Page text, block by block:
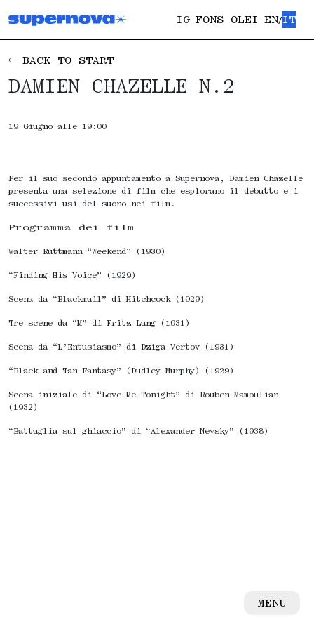
IG FONS OLEI EN/IT
← BACK TO START
DAMIEN CHAZELLE N.2
19 Giugno alle 19:00
Per il suo secondo appuntamento a Supernova, Damien Chazelle
presenta una selezione di film che esplorano il debutto e i
successivi usi del suono nei film.
Programma dei film
Walter Ruttmann “Weekend” (1930)
“Finding His Voice” (1929)
Scena da “Blackmail” di Hitchcock (1929)
Tre scene da “M” di Fritz Lang (1931)
Scena da “L’Entusiasmo” di Dziga Vertov (1931)
“Black and Tan Fantasy” (Dudley Murphy) (1929)
Scena iniziale di “Love Me Tonight” di Rouben Mamoulian
(1932)
“Battaglia sul ghiaccio” di “Alexander Nevsky” (1938)
MENU